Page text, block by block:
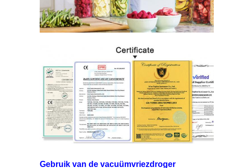
Gebruik van de vacuümvriezdroger